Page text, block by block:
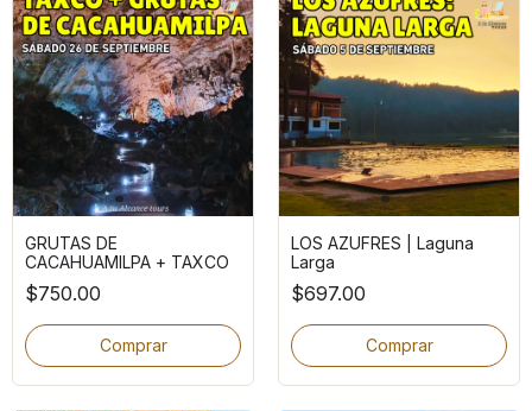
GRUTAS DE
CACAHUAMILPA + TAXCO
$750.00
Comprar
LOS AZUFRES | Laguna
Larga
$697.00
Comprar